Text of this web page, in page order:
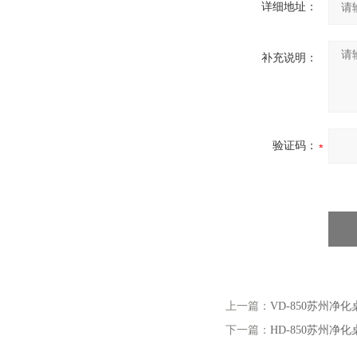
详细地址：
补充说明：
验证码：
上一篇： VD-850苏州净化
下一篇： HD-850苏州净化